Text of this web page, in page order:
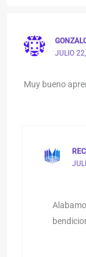
JULIO
Muy bueno